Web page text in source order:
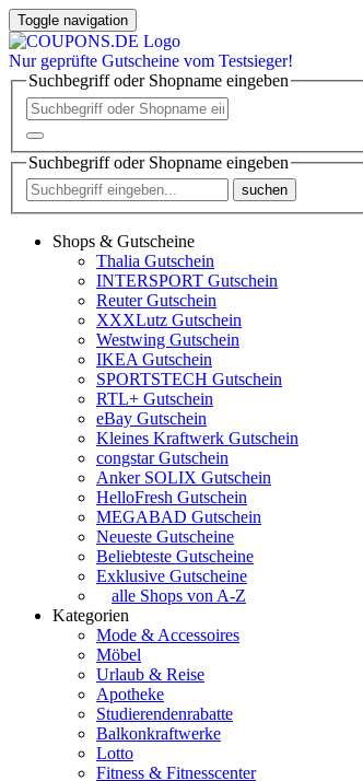
Toggle navigation
Nur geprüfte Gutscheine vom Testsieger!
Suchbegriff oder Shopname eingeben
Suchbegriff oder Shopname eingeben
suchen
Shops & Gutscheine
Thalia Gutschein
INTERSPORT Gutschein
Reuter Gutschein
XXXLutz Gutschein
Westwing Gutschein
IKEA Gutschein
SPORTSTECH Gutschein
RTL+ Gutschein
eBay Gutschein
Kleines Kraftwerk Gutschein
congstar Gutschein
Anker SOLIX Gutschein
HelloFresh Gutschein
MEGABAD Gutschein
Neueste Gutscheine
Beliebteste Gutscheine
Exklusive Gutscheine
alle Shops von A-Z
Kategorien
Mode & Accessoires
Möbel
Urlaub & Reise
Apotheke
Studierendenrabatte
Balkonkraftwerke
Lotto
Fitness & Fitnesscenter